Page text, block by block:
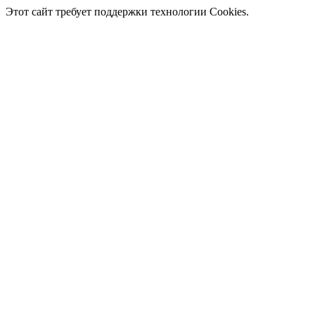
Этот сайт требует поддержки технологии Cookies.